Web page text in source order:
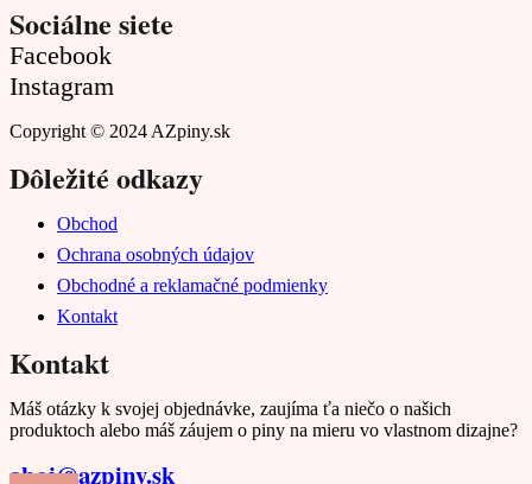
Sociálne siete
Facebook
Instagram
Copyright © 2024 AZpiny.sk
Dôležité odkazy
Obchod
Ochrana osobných údajov
Obchodné a reklamačné podmienky
Kontakt
Kontakt
Máš otázky k svojej objednávke, zaujíma ťa niečo o našich
produktoch alebo máš záujem o piny na mieru vo vlastnom dizajne?
ahoj@azpiny.sk